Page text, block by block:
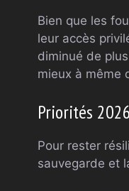
Bien que les
leur accès
diminué de
mieux à même
Priorités 2026
Pour rester
sauvegarde et